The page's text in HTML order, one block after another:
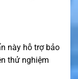
này hỗ trợ bảo
thử nghiệm